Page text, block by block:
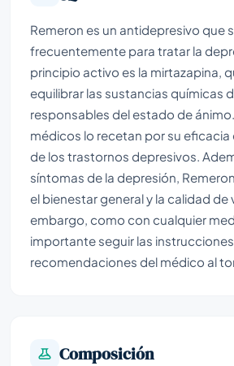
Remeron es un antidepresivo que
frecuentemente para tratar la
principio activo es la mirtazapina,
equilibrar las sustancias químicas
responsables del estado de
médicos lo recetan por su
de los trastornos depresivos.
síntomas de la depresión,
el bienestar general y la calidad de
embargo, como con cualquier
importante seguir las
recomendaciones del médico al
Composición